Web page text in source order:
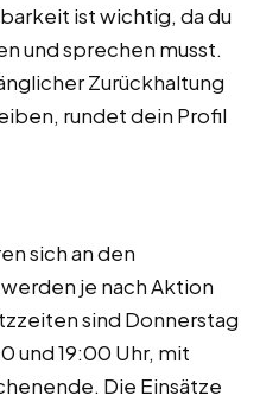
ist wichtig, da du
und sprechen musst.
Zurückhaltung
rundet dein Profil
sich an den
je nach Aktion
sind Donnerstag
und 19:00 Uhr, mit
Die Einsätze